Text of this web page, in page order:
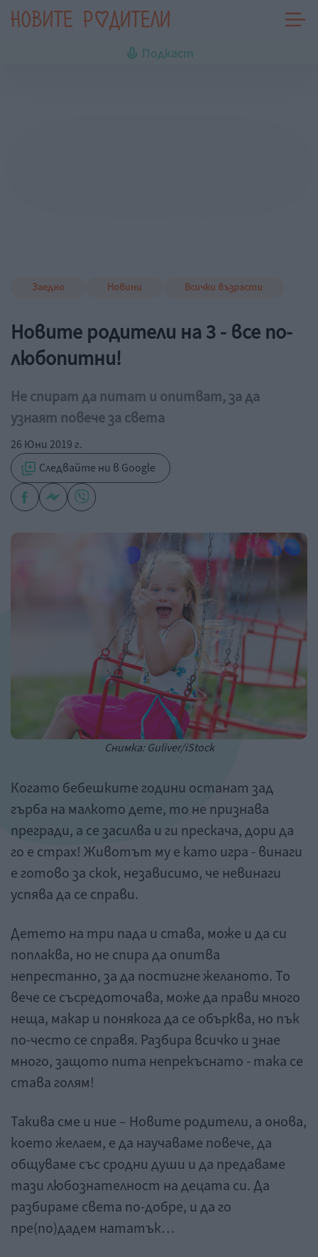
Подкаст
Заедно Новини Всички възрасти
Новите родители на 3 - все по-
любопитни!
Не спират да питат и опитват, за да
узнаят повече за света
26 Юни 2019 г.
Следвайте ни в Google
Снимка: Guliver/iStock
Когато бебешките години останат зад
гърба на малкото дете, то не признава
прегради, а се засилва и ги прескача, дори да
го е страх! Животът му е като игра - винаги
е готово за скок, независимо, че невинаги
успява да се справи.
Детето на три пада и става, може и да си
поплаква, но не спира да опитва
непрестанно, за да постигне желаното. То
вече се съсредоточава, може да прави много
неща, макар и понякога да се обърква, но пък
по-често се справя. Разбира всичко и знае
много, защото пита непрекъснато - така се
става голям!
Такива сме и ние – Новите родители, а онова,
което желаем, е да научаваме повече, да
общуваме със сродни души и да предаваме
тази любознателност на децата си. Да
разбираме света по-добре, и да го
пре(по)дадем нататък…